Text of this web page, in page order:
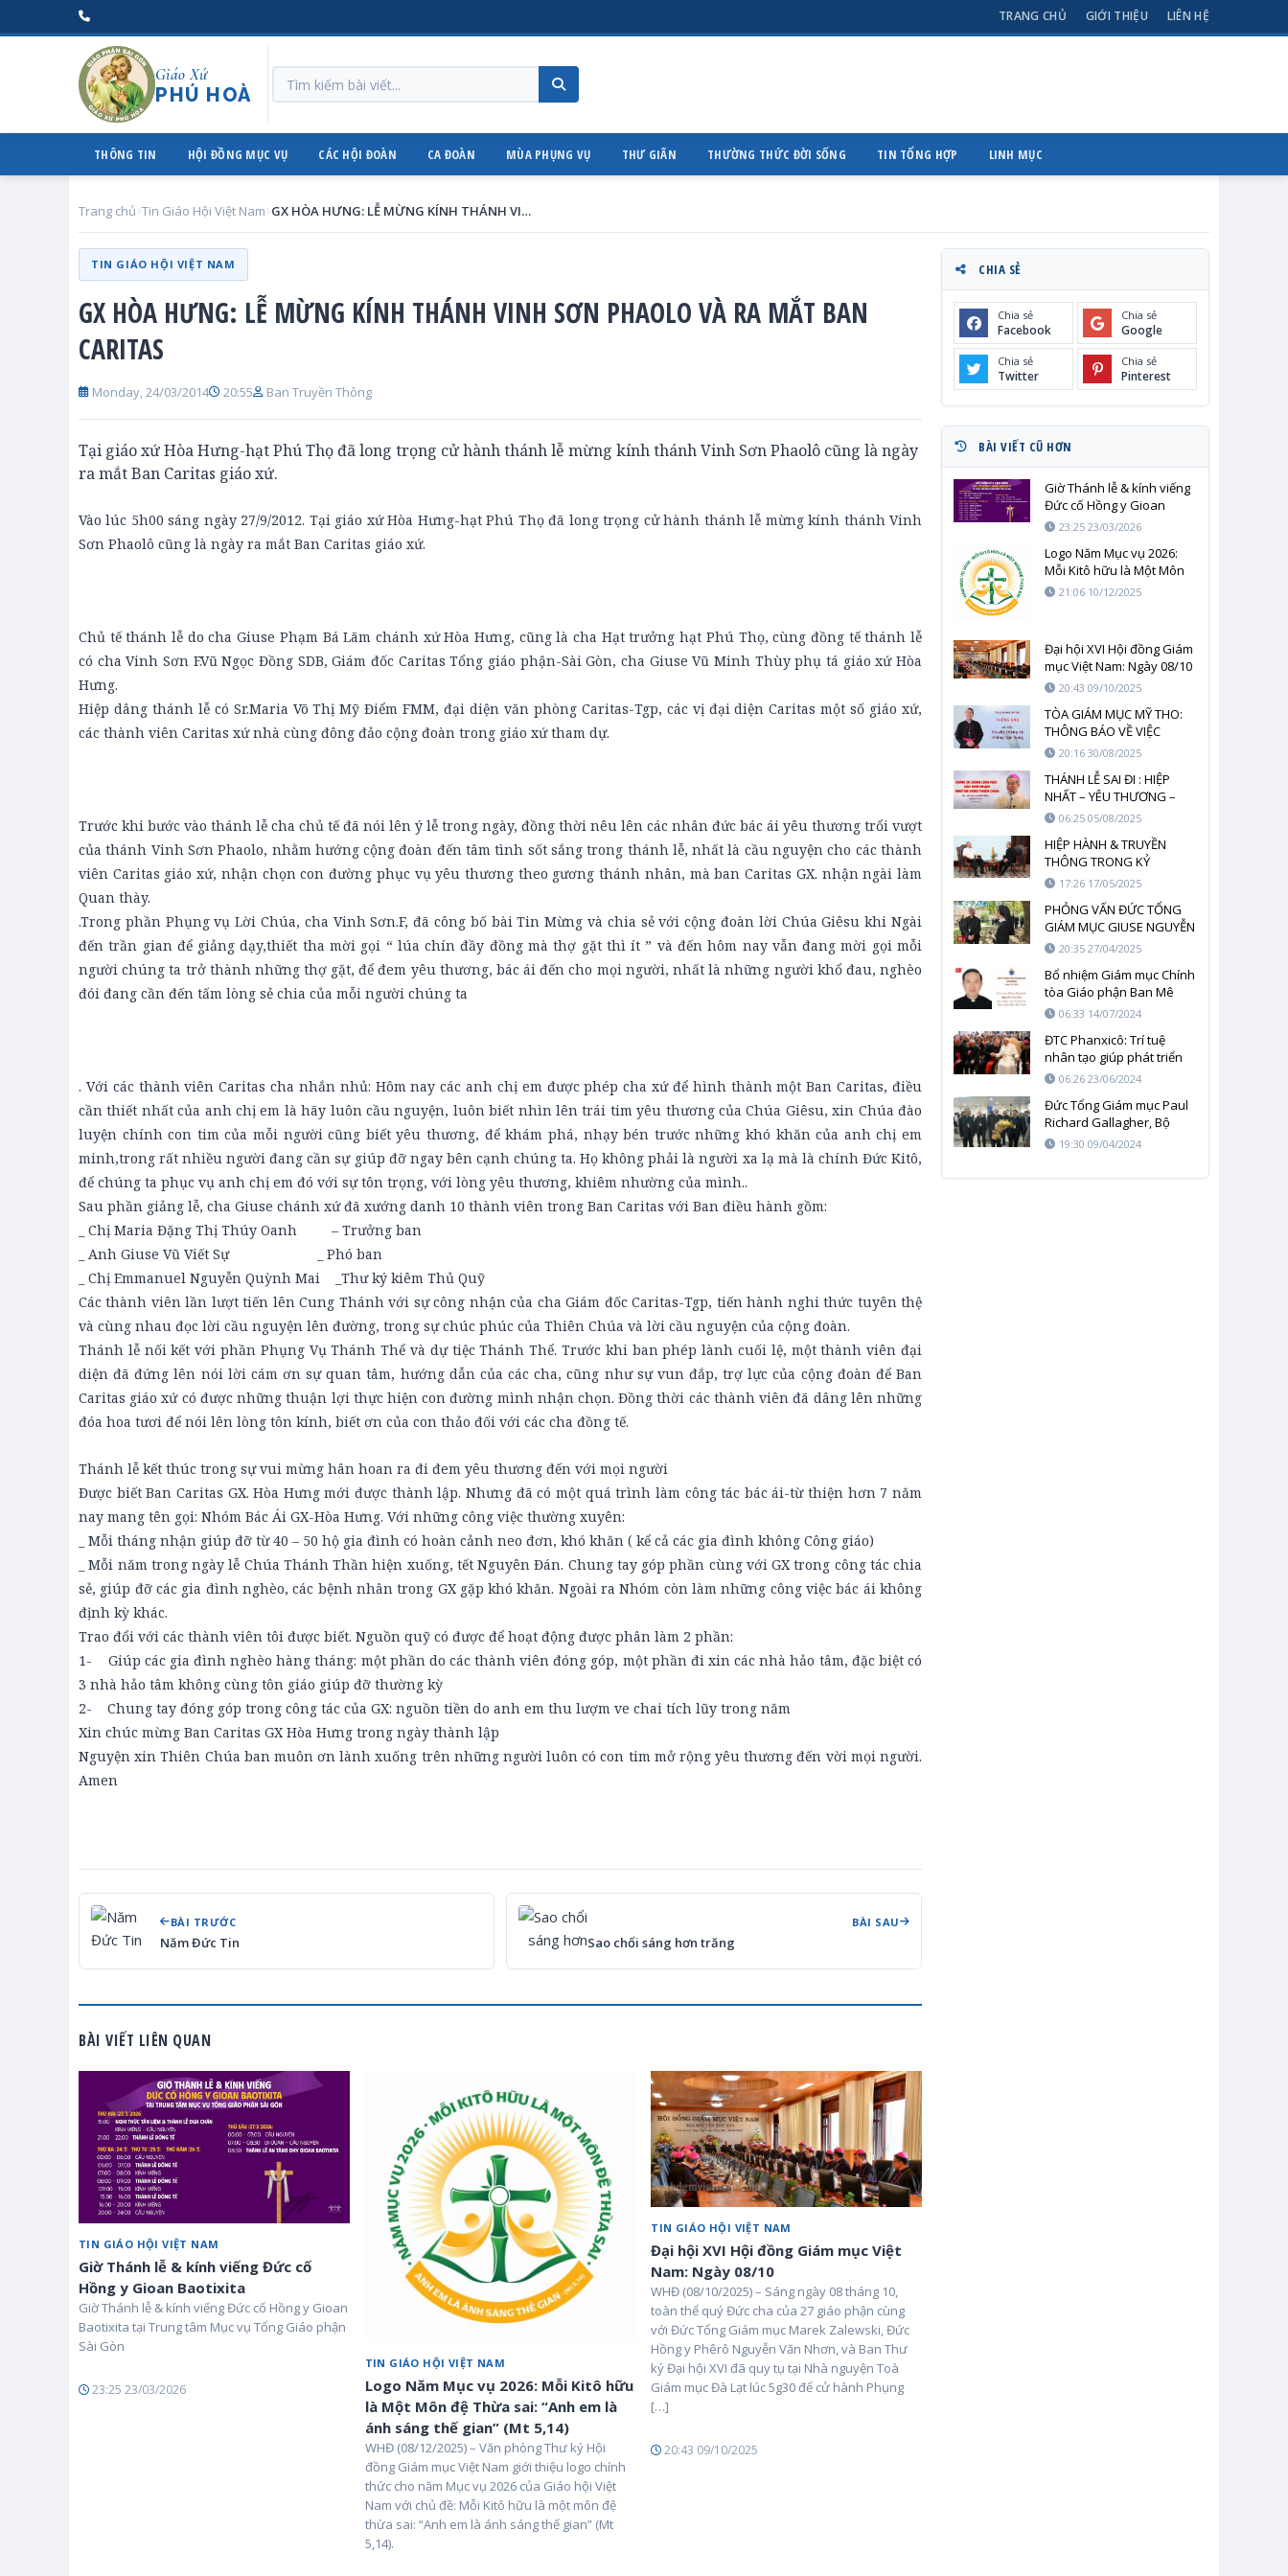
TRANG CHỦ GIỚI THIỆU LIÊN HỆ
Giáo Xứ
PHÚ HOÀ
THÔNG TIN HỘI ĐỒNG MỤC VỤ CÁC HỘI ĐOÀN CA ĐOÀN MÙA PHỤNG VỤ THƯ GIÃN THƯỜNG THỨC ĐỜI SỐNG TIN TỔNG HỢP LINH MỤC
Trang chủ Tin Giáo Hội Việt Nam GX HÒA HƯNG: LỄ MỪNG KÍNH THÁNH VINH SƠN PHAOLO VÀ RA MẮT BAN CARITAS
TIN GIÁO HỘI VIỆT NAM
GX HÒA HƯNG: LỄ MỪNG KÍNH THÁNH VINH SƠN PHAOLO VÀ RA MẮT BAN
CARITAS
Monday, 24/03/2014 20:55 Ban Truyền Thông
Tại giáo xứ Hòa Hưng-hạt Phú Thọ đã long trọng cử hành thánh lễ mừng kính thánh Vinh Sơn Phaolô cũng là ngày
ra mắt Ban Caritas giáo xứ.
Vào lúc 5h00 sáng ngày 27/9/2012. Tại giáo xứ Hòa Hưng-hạt Phú Thọ đã long trọng cử hành thánh lễ mừng kính thánh Vinh
Sơn Phaolô cũng là ngày ra mắt Ban Caritas giáo xứ.
Chủ tế thánh lễ do cha Giuse Phạm Bá Lãm chánh xứ Hòa Hưng, cũng là cha Hạt trưởng hạt Phú Thọ, cùng đồng tế thánh lễ
có cha Vinh Sơn F.Vũ Ngọc Đồng SDB, Giám đốc Caritas Tổng giáo phận-Sài Gòn, cha Giuse Vũ Minh Thùy phụ tá giáo xứ Hòa
Hưng.
Hiệp dâng thánh lễ có Sr.Maria Võ Thị Mỹ Điểm FMM, đại diện văn phòng Caritas-Tgp, các vị đại diện Caritas một số giáo xứ,
các thành viên Caritas xứ nhà cùng đông đảo cộng đoàn trong giáo xứ tham dự.
Trước khi bước vào thánh lễ cha chủ tế đã nói lên ý lễ trong ngày, đồng thời nêu lên các nhân đức bác ái yêu thương trổi vượt
của thánh Vinh Sơn Phaolo, nhằm hướng cộng đoàn đến tâm tình sốt sắng trong thánh lễ, nhất là cầu nguyện cho các thành
viên Caritas giáo xứ, nhận chọn con đường phục vụ yêu thương theo gương thánh nhân, mà ban Caritas GX. nhận ngài làm
Quan thày.
.Trong phần Phụng vụ Lời Chúa, cha Vinh Sơn.F, đã công bố bài Tin Mừng và chia sẻ với cộng đoàn lời Chúa Giêsu khi Ngài
đến trần gian để giảng dạy,thiết tha mời gọi “ lúa chín đầy đồng mà thợ gặt thì ít ” và đến hôm nay vẫn đang mời gọi mỗi
người chúng ta trở thành những thợ gặt, để đem yêu thương, bác ái đến cho mọi người, nhất là những người khổ đau, nghèo
đói đang cần đến tấm lòng sẻ chia của mỗi người chúng ta
. Với các thành viên Caritas cha nhắn nhủ: Hôm nay các anh chị em được phép cha xứ để hình thành một Ban Caritas, điều
cần thiết nhất của anh chị em là hãy luôn cầu nguyện, luôn biết nhìn lên trái tim yêu thương của Chúa Giêsu, xin Chúa đào
luyện chính con tim của mỗi người cũng biết yêu thương, để khám phá, nhạy bén trước những khó khăn của anh chị em
minh,trong rất nhiều người đang cần sự giúp đỡ ngay bên cạnh chúng ta. Họ không phải là người xa lạ mà là chính Đức Kitô,
để chúng ta phục vụ anh chị em đó với sự tôn trọng, với lòng yêu thương, khiêm nhường của mình..
Sau phần giảng lễ, cha Giuse chánh xứ đã xướng danh 10 thành viên trong Ban Caritas với Ban điều hành gồm:
_ Chị Maria Đặng Thị Thúy Oanh – Trưởng ban
_ Anh Giuse Vũ Viết Sự _ Phó ban
_ Chị Emmanuel Nguyễn Quỳnh Mai _Thư ký kiêm Thủ Quỹ
Các thành viên lần lượt tiến lên Cung Thánh với sự công nhận của cha Giám đốc Caritas-Tgp, tiến hành nghi thức tuyên thệ
và cùng nhau đọc lời cầu nguyện lên đường, trong sự chúc phúc của Thiên Chúa và lời cầu nguyện của cộng đoàn.
Thánh lễ nối kết với phần Phụng Vụ Thánh Thể và dự tiệc Thánh Thể. Trước khi ban phép lành cuối lệ, một thành viên đại
diện đã đứng lên nói lời cám ơn sự quan tâm, hướng dẫn của các cha, cũng như sự vun đắp, trợ lực của cộng đoàn để Ban
Caritas giáo xứ có được những thuận lợi thực hiện con đường mình nhận chọn. Đồng thời các thành viên đã dâng lên những
đóa hoa tươi để nói lên lòng tôn kính, biết ơn của con thảo đối với các cha đồng tế.
Thánh lễ kết thúc trong sự vui mừng hân hoan ra đi đem yêu thương đến với mọi người
Được biết Ban Caritas GX. Hòa Hưng mới được thành lập. Nhưng đã có một quá trình làm công tác bác ái-từ thiện hơn 7 năm
nay mang tên gọi: Nhóm Bác Ái GX-Hòa Hưng. Với những công việc thường xuyên:
_ Mỗi tháng nhận giúp đỡ từ 40 – 50 hộ gia đình có hoàn cảnh neo đơn, khó khăn ( kể cả các gia đình không Công giáo)
_ Mỗi năm trong ngày lễ Chúa Thánh Thần hiện xuống, tết Nguyên Đán. Chung tay góp phần cùng với GX trong công tác chia
sẻ, giúp đỡ các gia đình nghèo, các bệnh nhân trong GX gặp khó khăn. Ngoài ra Nhóm còn làm những công việc bác ái không
định kỳ khác.
Trao đổi với các thành viên tôi được biết. Nguồn quỹ có được để hoạt động được phân làm 2 phần:
1- Giúp các gia đình nghèo hàng tháng: một phần do các thành viên đóng góp, một phần đi xin các nhà hảo tâm, đặc biệt có
3 nhà hảo tâm không cùng tôn giáo giúp đỡ thường kỳ
2- Chung tay đóng góp trong công tác của GX: nguồn tiền do anh em thu lượm ve chai tích lũy trong năm
Xin chúc mừng Ban Caritas GX Hòa Hưng trong ngày thành lập
Nguyện xin Thiên Chúa ban muôn ơn lành xuống trên những người luôn có con tim mở rộng yêu thương đến vời mọi người.
Amen
BÀI TRƯỚC
Năm Đức Tin
BÀI SAU
Sao chổi sáng hơn trăng
BÀI VIẾT LIÊN QUAN
TIN GIÁO HỘI VIỆT NAM
Giờ Thánh lễ & kính viếng Đức cố
Hồng y Gioan Baotixita
Giờ Thánh lễ & kính viếng Đức cố Hồng y Gioan
Baotixita tại Trung tâm Mục vụ Tổng Giáo phận
Sài Gòn
23:25 23/03/2026
TIN GIÁO HỘI VIỆT NAM
Logo Năm Mục vụ 2026: Mỗi Kitô hữu
là Một Môn đệ Thừa sai: “Anh em là
ánh sáng thế gian” (Mt 5,14)
WHĐ (08/12/2025) – Văn phòng Thư ký Hội
đồng Giám mục Việt Nam giới thiệu logo chính
thức cho năm Mục vụ 2026 của Giáo hội Việt
Nam với chủ đề: Mỗi Kitô hữu là một môn đệ
thừa sai: “Anh em là ánh sáng thế gian” (Mt
5,14).
TIN GIÁO HỘI VIỆT NAM
Đại hội XVI Hội đồng Giám mục Việt
Nam: Ngày 08/10
WHĐ (08/10/2025) – Sáng ngày 08 tháng 10,
toàn thể quý Đức cha của 27 giáo phận cùng
với Đức Tổng Giám mục Marek Zalewski, Đức
Hồng y Phêrô Nguyễn Văn Nhơn, và Ban Thư
ký Đại hội XVI đã quy tụ tại Nhà nguyện Toà
Giám mục Đà Lạt lúc 5g30 để cử hành Phụng
[…]
20:43 09/10/2025
CHIA SẺ
Chia sẻ
Facebook
Chia sẻ
Google
Chia sẻ
Twitter
Chia sẻ
Pinterest
BÀI VIẾT CŨ HƠN
Giờ Thánh lễ & kính viếng
Đức cố Hồng y Gioan
Baotixita
23:25 23/03/2026
Logo Năm Mục vụ 2026:
Mỗi Kitô hữu là Một Môn
đệ Thừa sai: “Anh em là
21:06 10/12/2025
Đại hội XVI Hội đồng Giám
mục Việt Nam: Ngày 08/10
20:43 09/10/2025
TÒA GIÁM MỤC MỸ THO:
THÔNG BÁO VỀ VIỆC
TRUYỀN THÔNG VÀ
20:16 30/08/2025
THÁNH LỄ SAI ĐI : HIỆP
NHẤT – YÊU THƯƠNG –
PHỤC VỤ
06:25 05/08/2025
HIỆP HÀNH & TRUYỀN
THÔNG TRONG KỶ
NGUYÊN AI
17:26 17/05/2025
PHỎNG VẤN ĐỨC TỔNG
GIÁM MỤC GIUSE NGUYỄN
NĂNG SAU LỄ TANG ĐỨC
20:35 27/04/2025
Bổ nhiệm Giám mục Chính
tòa Giáo phận Ban Mê
Thuột
06:33 14/07/2024
ĐTC Phanxicô: Trí tuệ
nhân tạo giúp phát triển
toàn diện con người hay
chấp nguy hiểm?
06:26 23/06/2024
Đức Tổng Giám mục Paul
Richard Gallagher, Bộ
trưởng Ngoại giao Tòa
19:30 09/04/2024